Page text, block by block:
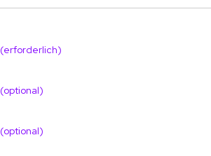
(erforderlich)
(optional)
(optional)